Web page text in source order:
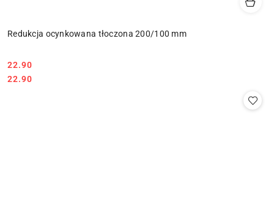
Redukcja ocynkowana tłoczona 200/100 mm
Cena:
22.90
Cena:
22.90